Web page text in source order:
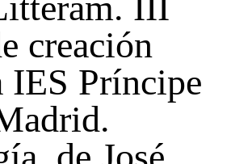
creación
IES Príncipe